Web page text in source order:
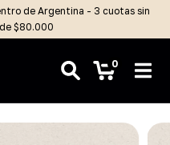
de Argentina - 3 cuotas sin
$80.000
0